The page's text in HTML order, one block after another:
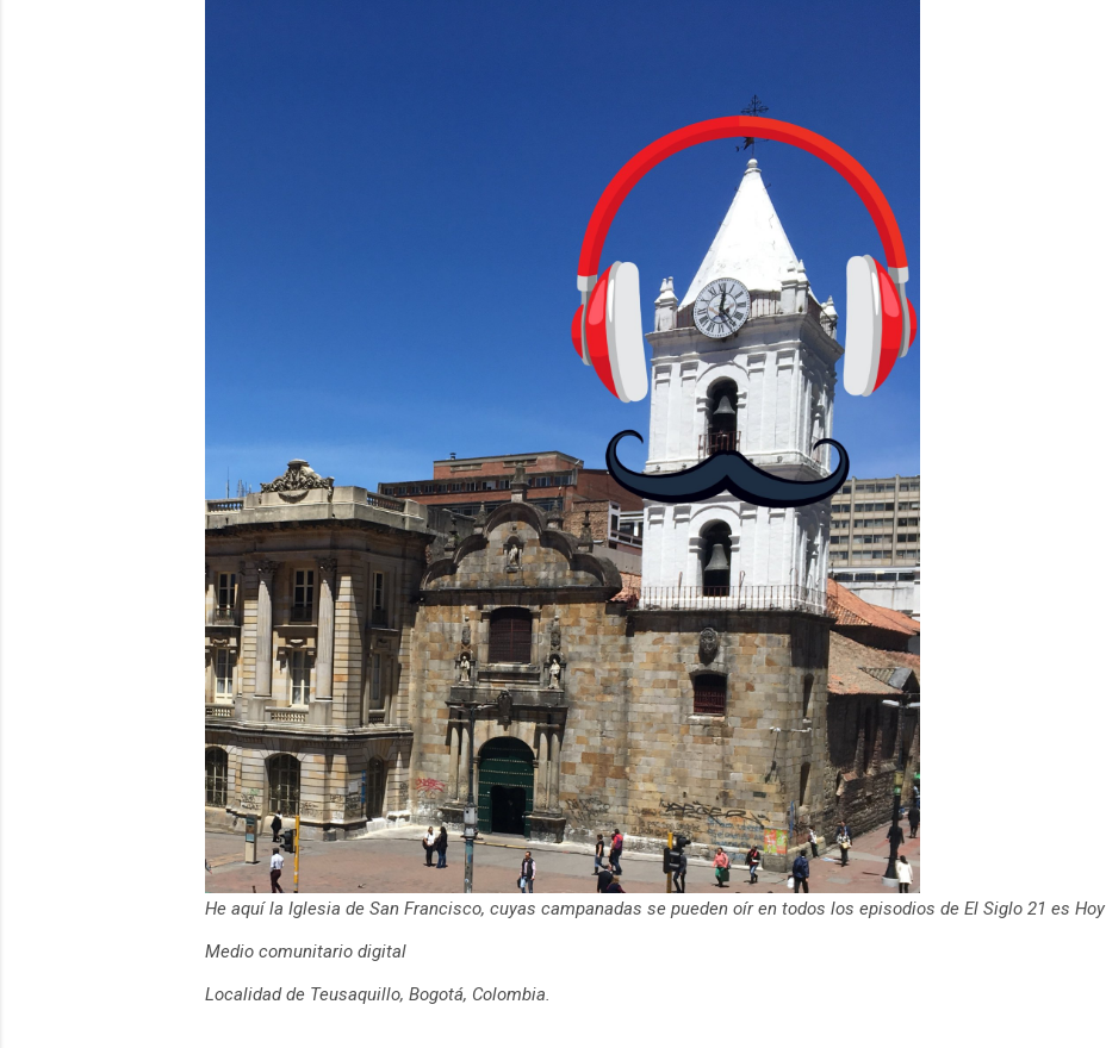
He aquí la Iglesia de San Francisco, cuyas campanadas se pueden oír en todos los episodios de El Siglo 21 es Hoy
Medio comunitario digital
Localidad de Teusaquillo, Bogotá, Colombia.